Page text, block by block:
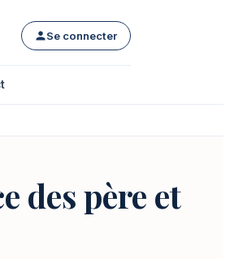
Se connecter
des père et